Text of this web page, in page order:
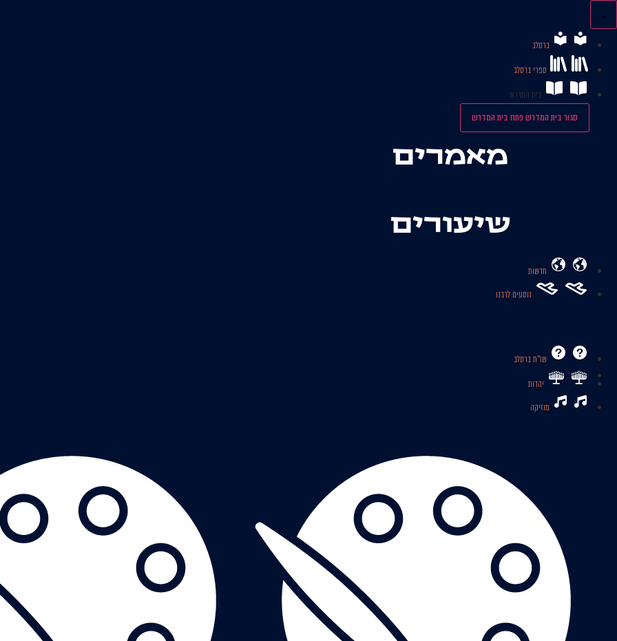
לתוכן
ברסלב
ספרי ברסלב
בית המדרש
סגור בית המדרשפתח בית המדרש
מאמרים
שיעורים
חדשות
נוסעים לרבנו
שו’’ת ברסלב
יהדות
מוזיקה